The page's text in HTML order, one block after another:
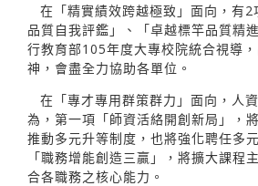
在「精實績效跨越極致」面向，有
品質自我評鑑」、「卓越標竿品質精
行教育部105年度大專校院統合視導
神，會盡全力協助各單位。
在「專才專用群策群力」面向，人
為，第一項「師資活絡開創新局」，
推動多元升等制度，也將強化聘任多
「職務增能創造三贏」，將擴大課程
合各職務之核心能力。